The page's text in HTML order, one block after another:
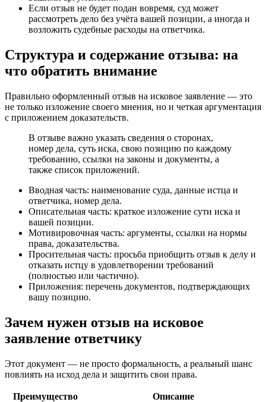
Если отзыв не будет подан вовремя, суд может
рассмотреть дело без учёта вашей позиции, а иногда и
возложить судебные расходы на ответчика.
Структура и содержание отзыва: на
что обратить внимание
Правильно оформленный отзыв на исковое заявление — это
не только изложение своего мнения, но и четкая аргументация
с приложением доказательств.
В отзыве важно указать сведения о сторонах,
номер дела, суть иска, свою позицию по каждому
требованию, ссылки на законы и документы, а
также список приложений.
Вводная часть: наименование суда, данные истца и
ответчика, номер дела.
Описательная часть: краткое изложение сути иска и
вашей позиции.
Мотивировочная часть: аргументы, ссылки на нормы
права, доказательства.
Просительная часть: просьба приобщить отзыв к делу и
отказать истцу в удовлетворении требований
(полностью или частично).
Приложения: перечень документов, подтверждающих
вашу позицию.
Зачем нужен отзыв на исковое
заявление ответчику
Этот документ — не просто формальность, а реальный шанс
повлиять на исход дела и защитить свои права.
Преимущество
Описание